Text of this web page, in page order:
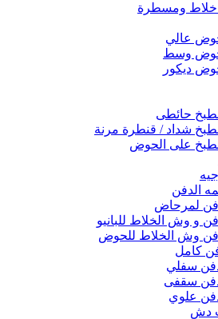
عالي
وسط
ديكور
حائطى
شداد / قنطرة مرنة
على الحوض
الدفن
لمرحاض
و وش الخلاط للبانيو
وش الخلاط للحوض
كامل
سفلي
سقفى
علوي
دش